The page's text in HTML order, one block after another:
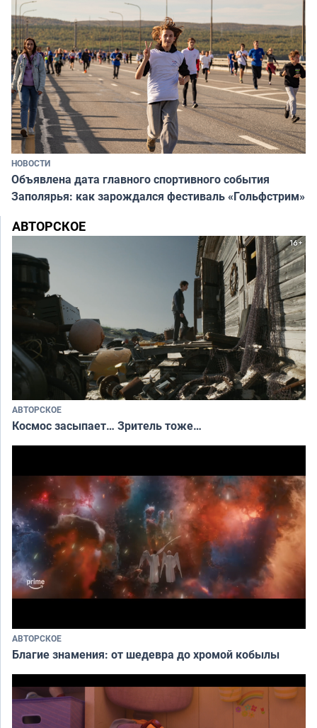
НОВОСТИ
Объявлена дата главного спортивного события
Заполярья: как зарождался фестиваль «Гольфстрим»
АВТОРСКОЕ
АВТОРСКОЕ
Космос засыпает… Зритель тоже…
АВТОРСКОЕ
Благие знамения: от шедевра до хромой кобылы